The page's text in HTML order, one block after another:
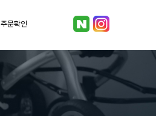
주문확인